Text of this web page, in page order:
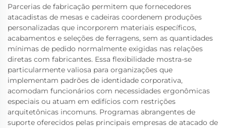
Parcerias de fabricação permitem que fornecedores
atacadistas de mesas e cadeiras coordenem produções
personalizadas que incorporem materiais específicos,
acabamentos e seleções de ferragens, sem as quantidades
mínimas de pedido normalmente exigidas nas relações
diretas com fabricantes. Essa flexibilidade mostra-se
particularmente valiosa para organizações que
implementam padrões de identidade corporativa,
acomodam funcionários com necessidades ergonômicas
especiais ou atuam em edifícios com restrições
arquitetônicas incomuns. Programas abrangentes de
suporte oferecidos pelas principais empresas de atacado de